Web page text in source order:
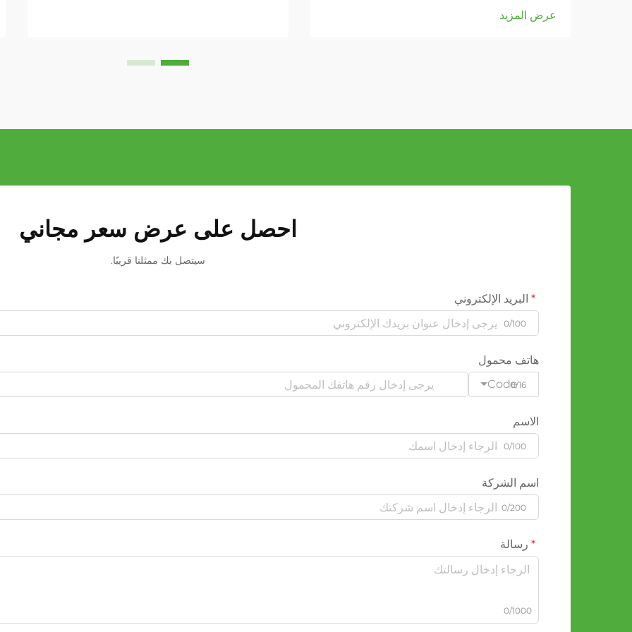
بشكل كبير على مكوناتها، وتُعد الأسطوانات
عرض المزيد
احصل على عرض سعر مجاني
سيتصل بك ممثلنا قريبًا.
البريد الإلكتروني
0/100
هاتف محمول
Code0/16
الاسم
0/100
اسم الشركة
0/200
رسالة
0/1000